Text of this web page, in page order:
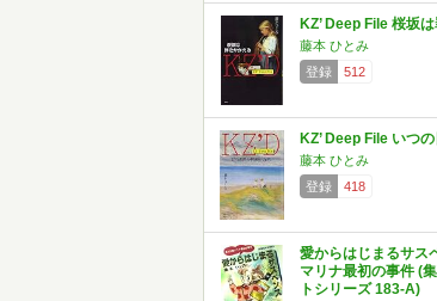
KZ’ Deep File 桜坂
藤本 ひとみ
登録
512
KZ’ Deep File いつ
藤本 ひとみ
登録
418
愛からはじまるサス
マリナ最初の事件 (
トシリーズ 183-A)